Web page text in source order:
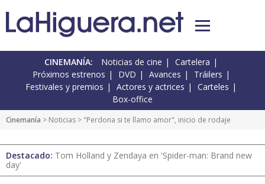
CINEMANÍA: Noticias de cine
Cartelera
Próximos estrenos
DVD Avances
Tráilers
Festivales y premios
Actores y actrices
Carteles
Box-office
Cinemanía > Noticias > "Perdona si te llamo amor", inicio de rodaje
Destacado: Tom Holland y Zendaya en 'Spider-man: Brand new
day'